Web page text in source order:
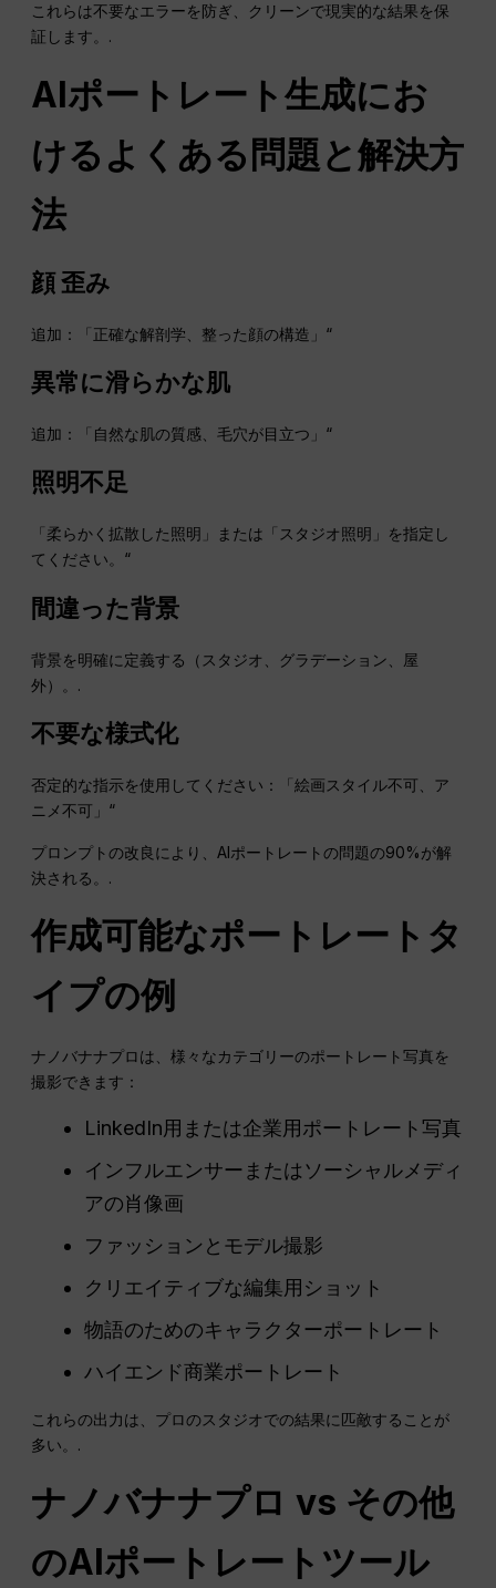
これらは不要なエラーを防ぎ、クリーンで現実的な結果を保
証します。.
AIポートレート生成にお
けるよくある問題と解決方
法
顔歪み
追加：「正確な解剖学、整った顔の構造」“
異常に滑らかな肌
追加：「自然な肌の質感、毛穴が目立つ」“
照明不足
「柔らかく拡散した照明」または「スタジオ照明」を指定し
てください。“
間違った背景
背景を明確に定義する（スタジオ、グラデーション、屋
外）。.
不要な様式化
否定的な指示を使用してください：「絵画スタイル不可、ア
ニメ不可」“
プロンプトの改良により、AIポートレートの問題の90%が解
決される。.
作成可能なポートレートタ
イプの例
ナノバナナプロは、様々なカテゴリーのポートレート写真を
撮影できます：
LinkedIn用または企業用ポートレート写真
インフルエンサーまたはソーシャルメディ
アの肖像画
ファッションとモデル撮影
クリエイティブな編集用ショット
物語のためのキャラクターポートレート
ハイエンド商業ポートレート
これらの出力は、プロのスタジオでの結果に匹敵することが
多い。.
ナノバナナプロ vs その他
のAIポートレートツール